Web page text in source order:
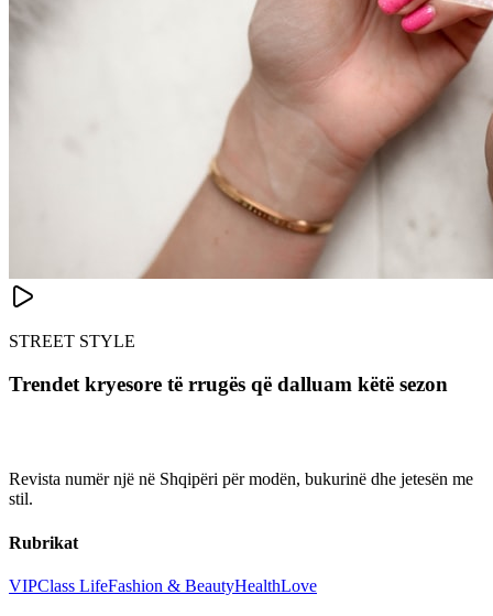
STREET STYLE
Trendet kryesore të rrugës që dalluam këtë sezon
Revista numër një në Shqipëri për modën, bukurinë dhe jetesën me
stil.
Rubrikat
VIPClass LifeFashion & BeautyHealthLove